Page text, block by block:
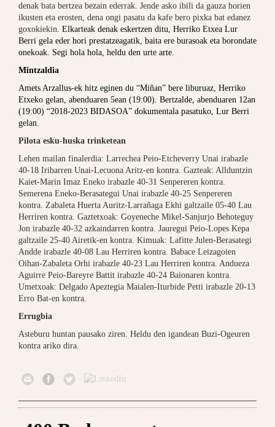
denak bata bertzea bezain ederrak. Jende asko ibili da gauza horien
ikusten eta erosten, dena ongi pasatu da kafe bero pixka bat edanez
goxokiekin. Elkarteak denak eskertzen ditu, Herriko Etxea Lur
Berri gela eder hori prestatzeagatik, baita ere burasoak eta borondate
onekoak. Segi hola hola, heldu den urte arte.
Mintzaldia
Amets Arzallus-ek hitz eginen du “Miñan” bere liburuaz, Herriko
Etxeko gelan, abenduaren 5ean (19:00). Bertzalde, abenduaren 12an
(19:00) “2018-2023 BIDASOA” dokumentala pasatuko, Lur Berri
gelan.
Pilota esku-huska trinketean
Lehen mailan finalerdia: Larrechea Peio-Etcheverry Unai irabazle
40-18 Iribarren Unai-Lecuona Aritz-en kontra. Gazteak: Allduntzin
Kaiet-Marin Imaz Eneko irabazle 40-31 Senpereren kontra.
Semerena Eneko-Berasategui Unai irabazle 40-25 Senpereren
kontra. Zabaleta Huerta Auritz-Larrañaga Ekhi galtzaile 05-40 Lau
Herriren kontra. Gaztetxoak: Goyeneche Mikel-Sanjurjo Behoteguy
Jon irabazle 40-32 azkaindarren kontra. Jauregui Peio-Lopes Kepa
galtzaile 25-40 Airetik-en kontra. Kimuak: Lafitte Julen-Berasategi
Andde irabazle 40-08 Lau Herriren kontra. Babace Leizagoien
Oihan-Zabaleta Orhi irabazle 40-23 Lau Herriren kontra. Andueza
Aguirre Peio-Bareyre Battit irabazle 40-24 Baionaren kontra.
Umetxoak: Delgado Apeztegia Maialen-Iturbide Petti irabazle 20-13
Erro Bat-en kontra.
Errugbia
Asteburu huntan pausako ziren. Heldu den igandean Buzi-Ogeuren
kontra ariko dira.